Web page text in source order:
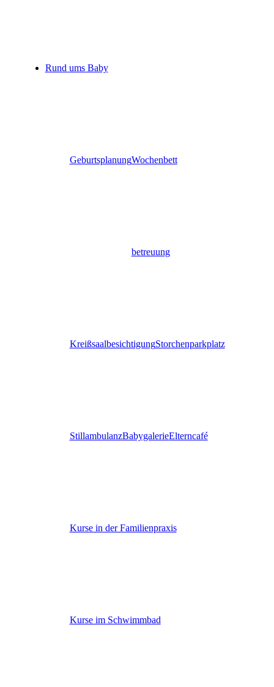
Rund ums Baby
GeburtsplanungWochenbett
betreuung
KreißsaalbesichtigungStorchenparkplatz
StillambulanzBabygalerieElterncafé
Kurse in der Familienpraxis
Kurse im Schwimmbad